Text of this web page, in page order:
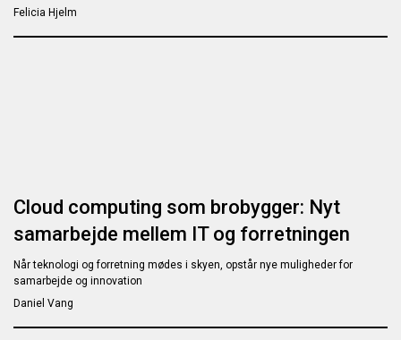
Felicia Hjelm
Cloud computing som brobygger: Nyt
samarbejde mellem IT og forretningen
Når teknologi og forretning mødes i skyen, opstår nye muligheder for
samarbejde og innovation
Daniel Vang